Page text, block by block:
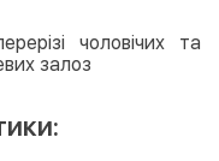
чоловічих та
залоз